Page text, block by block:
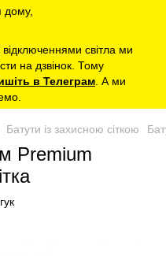
відключеннями світла ми
на дзвінок. Тому
в Телеграм . А ми
Батути із захисною сіткою
Premium